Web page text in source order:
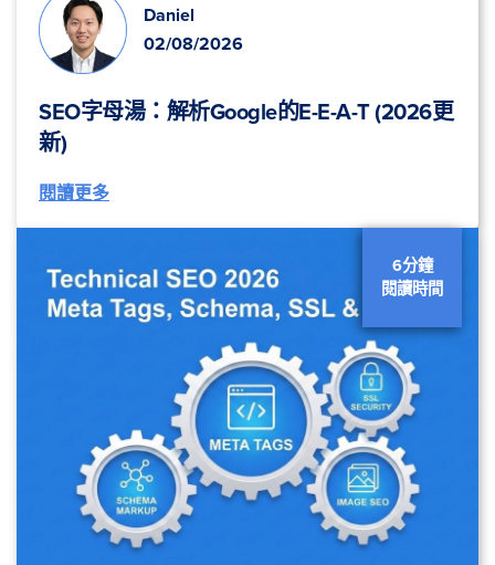
Daniel
02/08/2026
SEO字母湯：解析Google的E-E-A-T (2026更
新)
閱讀更多
6分鐘
閱讀時間